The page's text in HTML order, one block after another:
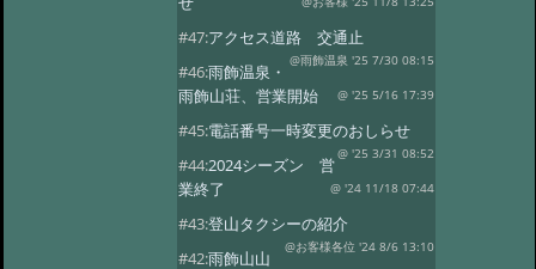
#47:アクセス道路 交通止
@雨飾温泉 '25 7/30 08:15
#46:雨飾温泉・
雨飾山荘、営業開始
@ '25 5/16 17:39
#45:電話番号一時変更のおしらせ
@ '25 3/31 08:52
#44:2024シーズン 営
業終了
@ '24 11/18 07:44
#43:登山タクシーの紹介
@お客様各位 '24 8/6 13:10
#42:雨飾山山